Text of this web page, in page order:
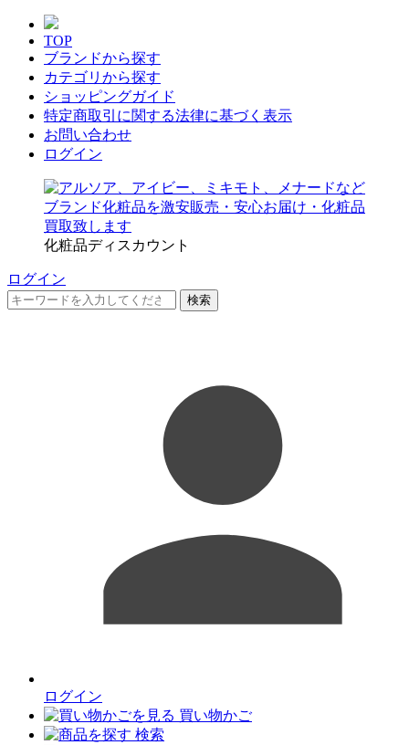
TOP
ブランドから探す
カテゴリから探す
ショッピングガイド
特定商取引に関する法律に基づく表示
お問い合わせ
ログイン
化粧品ディスカウント
ログイン
検索
ログイン
買い物かご
検索